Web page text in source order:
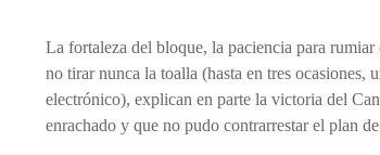
La fortaleza del bloque, la paciencia para
no tirar nunca la toalla (hasta en tres ocasiones,
electrónico), explican en parte la victoria del
enrachado y que no pudo contrarrestar el plan